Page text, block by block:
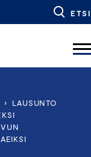
ETSI
›
LAUSUNTO